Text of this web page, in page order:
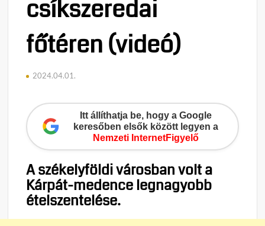
csíkszeredai
főtéren (videó)
2024.04.01.
Itt állíthatja be, hogy a Google
keresőben elsők között legyen a
Nemzeti InternetFigyelő
A székelyföldi városban volt a
Kárpát-medence legnagyobb
ételszentelése.